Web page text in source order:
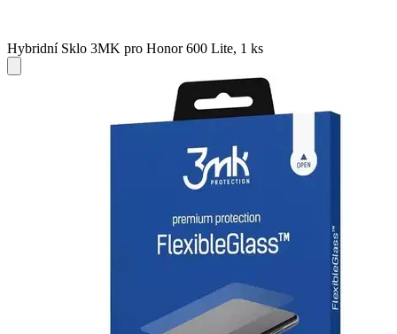
Hybridní Sklo 3MK pro Honor 600 Lite, 1 ks